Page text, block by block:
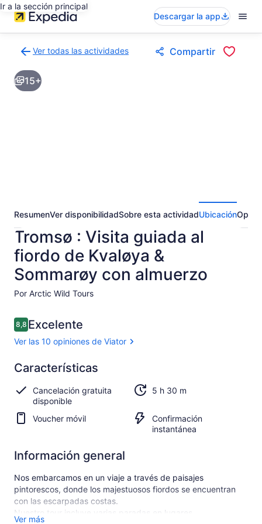
Ir a la sección principal
Descargar la app
Ver todas las actividades
a
la
página
Compartir
15+
ResumenVer disponibilidadSobre esta actividadUbicación
Tromsø : Visita guiada al
fiordo de Kvaløya &
Sommarøy con almuerzo
Por Arctic Wild Tours
Opiniones
8,88,8 de 10
Excelente
Ver las 10 opiniones de Viator
8.88.8 de 10
Excelente
Ver las
10
opiniones
de Viator
Características
Cancelación gratuita
disponible
5 h 30 m
Voucher móvil
Confirmación
instantánea
Información general
Nos embarcamos en un viaje a través de paisajes
pintorescos, donde los majestuosos fiordos se encuentran
con las escarpadas costas.
Nuestro tour incluye varias paradas en lugares
Ver más